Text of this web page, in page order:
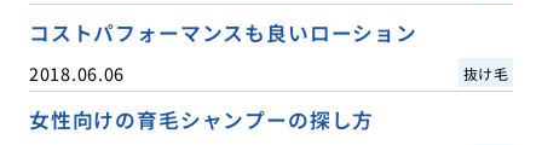
コストパフォーマンスも良いローション
2018.06.06 抜け毛
女性向けの育毛シャンプーの探し方